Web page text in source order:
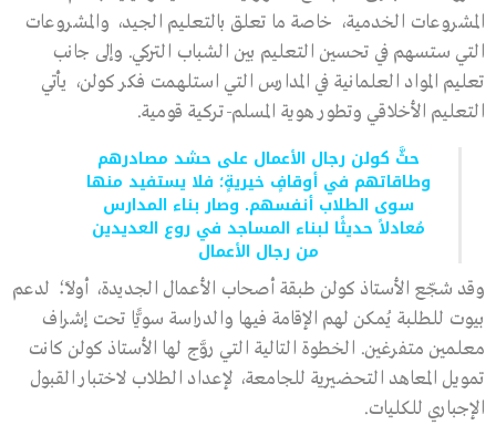
المشروعات الخدمية، خاصة ما تعلق بالتعليم الجيد، والمشروعات
التي ستسهم في تحسين التعليم بين الشباب التركي. وإلى جانب
تعليم المواد العلمانية في المدارس التي استلهمت فكر كولن، يأتي
التعليم الأخلاقي وتطور هوية المسلم-تركية قومية.
حثَّ كولن رجال الأعمال على حشد مصادرهم
وطاقاتهم في أوقافٍ خيريةٍ؛ فلا يستفيد منها
سوى الطلاب أنفسهم. وصار بناء المدارس
مُعادلاً حديثًا لبناء المساجد في روع العديدين
من رجال الأعمال
وقد شجّع الأستاذ كولن طبقة أصحاب الأعمال الجديدة، أولاً؛ لدعم
بيوت للطلبة يُمكن لهم الإقامة فيها والدراسة سويًّا تحت إشراف
معلمين متفرغين. الخطوة التالية التي روَّج لها الأستاذ كولن كانت
تمويل المعاهد التحضيرية للجامعة، لإعداد الطلاب لاختبار القبول
الإجباري للكليات.